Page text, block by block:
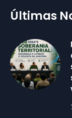
Últimas